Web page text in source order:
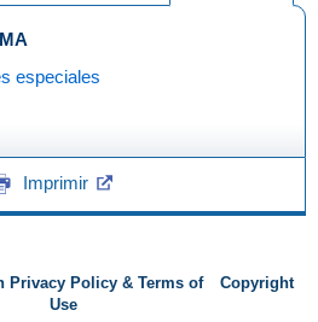
especiales
Imprimir
Privacy Policy & Terms of
Use
Copyright